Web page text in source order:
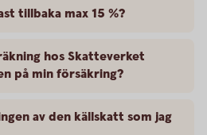
tillbaka max 15 %?
hos Skatteverket
på min försäkring?
av den källskatt som jag